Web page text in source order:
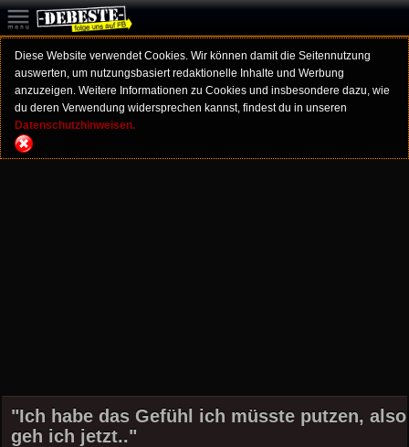
Diese Website verwendet Cookies. Wir können damit die Seitennutzung
auswerten, um nutzungsbasiert redaktionelle Inhalte und Werbung
anzuzeigen. Weitere Informationen zu Cookies und insbesondere dazu, wie
du deren Verwendung widersprechen kannst, findest du in unseren
Datenschutzhinweisen.
"Ich habe das Gefühl ich müsste putzen, also
geh ich jetzt.."